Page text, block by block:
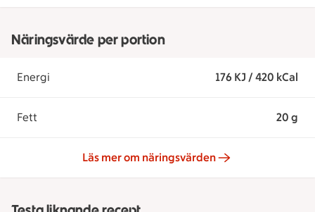
Näringsvärde per portion
Energi 176 KJ / 420 kCal
Fett 20 g
Läs mer om näringsvärden